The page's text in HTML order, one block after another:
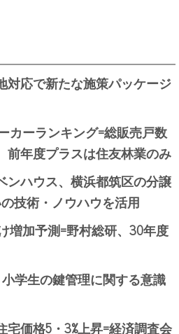
対応で新たな施策パッケージ
カーランキング=総販売戸数
前年度プラスは住友林業のみ
ンハウス、横浜都筑区の分譲
技術・ノウハウを活用
増加予測=野村総研、30年度
学生の鍵管理に関する意識
価格5・3%上昇=経済調査会